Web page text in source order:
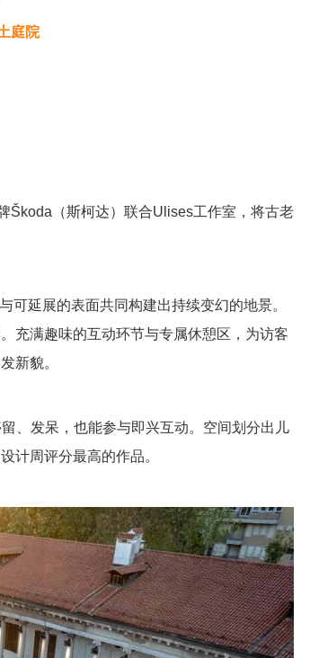
庭院
Škoda（斯柯达）联合Ulises工作室，将古老
可延展的表面共同构建出持续变幻的地景。
充满趣味的互动环节与专属休憩区，为访客
新貌。
、发呆，也能参与即兴互动。空间划分出儿
计周评分最高的作品。